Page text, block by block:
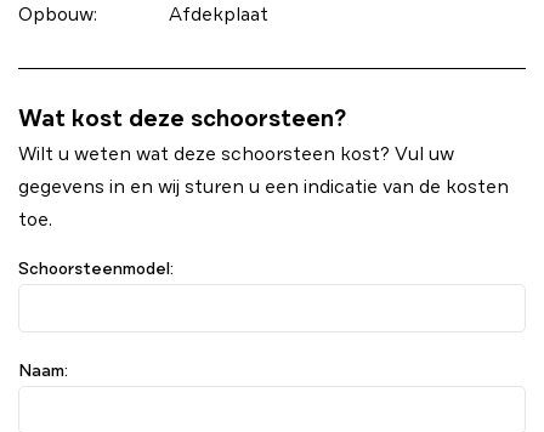
Opbouw:
Afdekplaat
Wat kost deze schoorsteen?
Wilt u weten wat deze schoorsteen kost? Vul uw
gegevens in en wij sturen u een indicatie van de kosten
toe.
Schoorsteenmodel:
Naam: